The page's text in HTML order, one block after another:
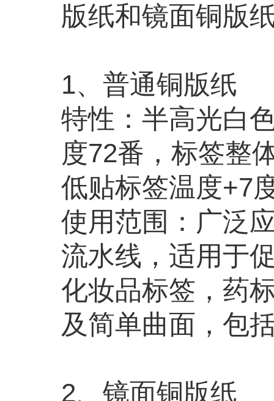
版纸和镜面铜版
1、普通铜版纸
特性：半高光白
度72番，标签整
低贴标签温度+7
使用范围：广泛
流水线，适用于
化妆品标签，药
及简单曲面，包
2、镜面铜版纸